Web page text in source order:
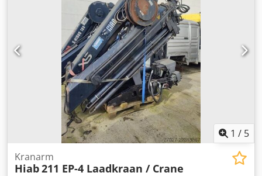
1 / 5
Kranarm
Hiab211 EP-4 Laadkraan / Crane